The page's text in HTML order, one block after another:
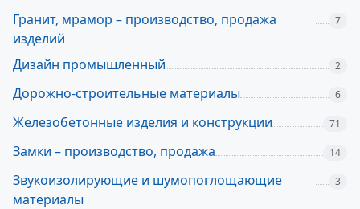
Гранит, мрамор – производство, продажа
изделий
7
Дизайн промышленный 2
Дорожно-строительные материалы 6
Железобетонные изделия и конструкции 71
Замки – производство, продажа 14
Звукоизолирующие и шумопоглощающие
материалы
3